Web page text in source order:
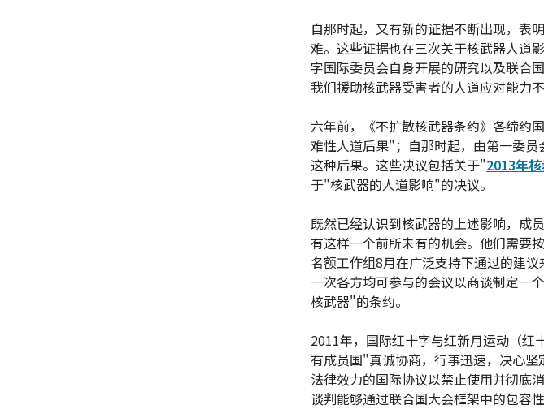
自那时起，又有新的证据不断出现，表
难。这些证据也在三次关于核武器人道
字国际委员会自身开展的研究以及联合
我们援助核武器受害者的人道应对能力不
六年前，《不扩散核武器条约》各缔约
难性人道后果"；自那时起，由第一委
这种后果。这些决议包括关于"2013年
于"核武器的人道影响"的决议。
既然已经认识到核武器的上述影响，成
有这样一个前所未有的机会。他们需要
名额工作组8月在广泛支持下通过的建
一次各方均可参与的会议以商谈制定一
核武器"的条约。
2011年，国际红十字与红新月运动（红
有成员国"真诚协商，行事迅速，决心
法律效力的国际协议以禁止使用并彻底
谈判能够通过联合国大会框架中的包容